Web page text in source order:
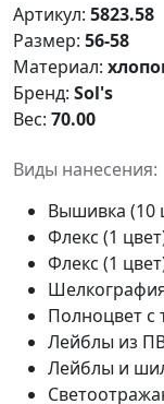
Артикул: 5823.58
Размер: 56-58
Материал:
Бренд: Sol's
Вес: 70.00
Виды нанесения:
Вышивка (10
Флекс (1
Флекс (1
Полноцвет с
Лейблы из
Лейблы и